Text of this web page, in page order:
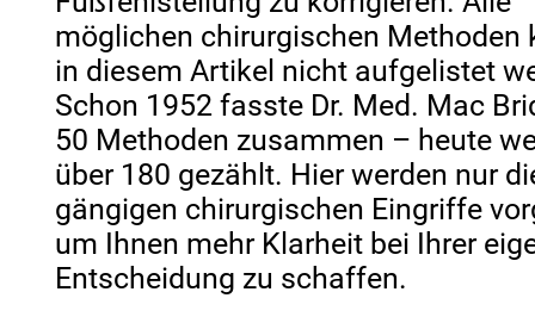
möglichen chirurgischen Methoden
in diesem Artikel nicht aufgelistet
Schon 1952 fasste Dr. Med. Mac
50 Methoden zusammen – heute
über 180 gezählt. Hier werden nur
gängigen chirurgischen Eingriffe
um Ihnen mehr Klarheit bei Ihrer
Entscheidung zu schaffen.